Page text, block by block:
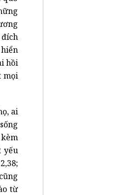
đích
hồi
mọi
ai
yếu
từ